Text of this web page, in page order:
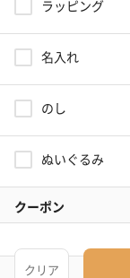
バスアイテム特集
グ(5560件)